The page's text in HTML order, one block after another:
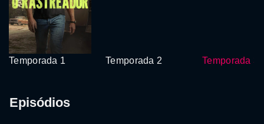
Temporada 1 Temporada 2 Temporada 3
Episódios